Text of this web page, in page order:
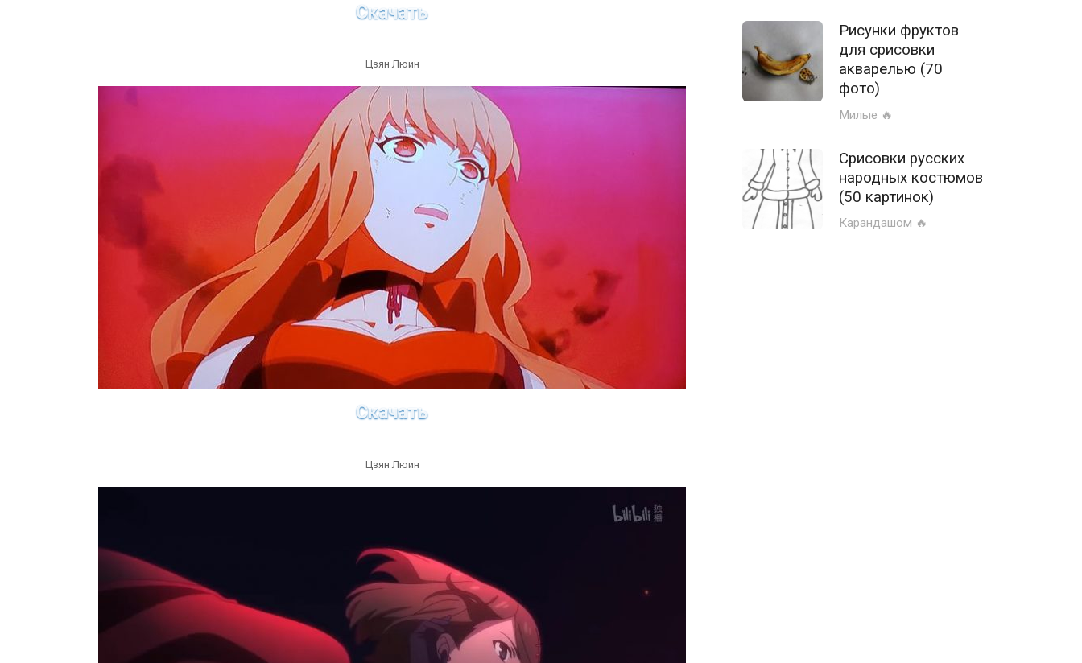
Скачать
Цзян Люин
Скачать
Цзян Люин
Рисунки фруктов
для срисовки
акварелью (70
фото)
Милые 🔥
Срисовки русских
народных костюмов
(50 картинок)
Карандашом 🔥